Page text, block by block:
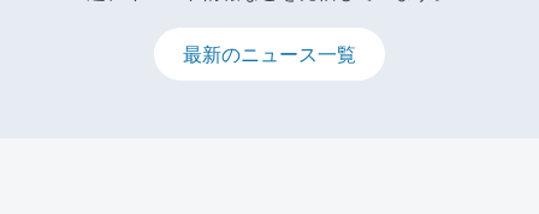
最新のニュース一覧